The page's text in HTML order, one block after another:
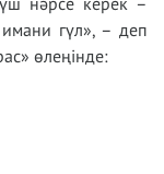
нәрсе керек –
имани гүл», – деп
өлеңінде: